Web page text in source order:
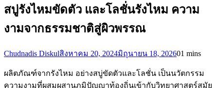
สบู่รังไหมขัดตัว และโลชั่นรังไหม ความ
งามจากธรรมชาติสู่ผิวพรรณ
Chudnadis Diskulสิงหาคม 20, 2024มิถุนายน 18, 202601 mins
ผลิตภัณฑ์จากรังไหม อย่างสบู่ขัดตัวและโลชั่น เป็นนวัตกรรม
ความงามที่ผสมผสานภูมิปัญญาท้องถิ่นเข้ากับวิทยาศาสตร์สมัย